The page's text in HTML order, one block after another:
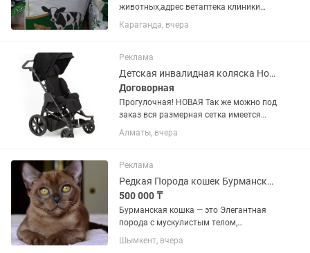
животных,адрес ветаптека клиники
DOCTOR VET,ул. Карла Маркса,39 тел
Бауыржан
Караганда, вчера
Реклама
Детская инвалидная коляска Hoggi Bingo Evolution GERMANY
Договорная
Прогулочная! НОВАЯ Так же можно под
заказ вся размерная сетка имеется
0,1,2,2XL,3XL Самый большой Размер
3XL, подбираете самостоятельно по
Bingo Evolution...
Алматы, вчера
Реклама
Редкая Порода кошек Бурманские
500 000 ₸
Бурманская кошка — это Элегантная
порода с мускулистым телом,
шелковистой шерстью и
выразительными глазами. Они
Шымкент, вчера